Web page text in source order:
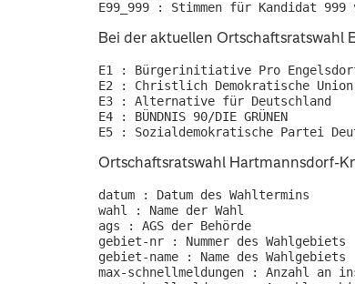
Bei der aktuellen Ortschaftsratswahl
E1 : Bürgerinitiative Pro
E2 : Christlich Demokratische Union
E3 : Alternative für Deutschland
E4 : BÜNDNIS 90/DIE GRÜNEN
Ortschaftsratswahl Hartmannsdorf-
datum : Datum des Wahltermins
wahl : Name der Wahl
ags : AGS der Behörde
gebiet-nr : Nummer des Wahlgebiets
gebiet-name : Name des Wahlgebiets
max-schnellmeldungen : Anzahl an